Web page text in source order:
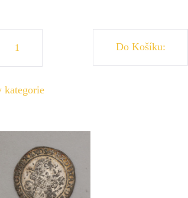
Do Košíku:
kategorie